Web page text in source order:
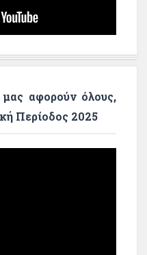
αφορούν όλους,
Περίοδος 2025